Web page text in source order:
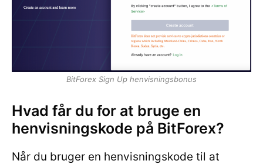
BitForex Sign Up henvisningsbonus
Hvad får du for at bruge en
henvisningskode på BitForex?
Når du bruger en henvisningskode til at